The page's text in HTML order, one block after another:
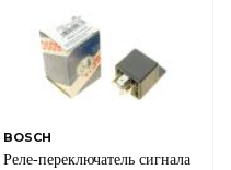
BOSCH
Реле-переключатель сигнала